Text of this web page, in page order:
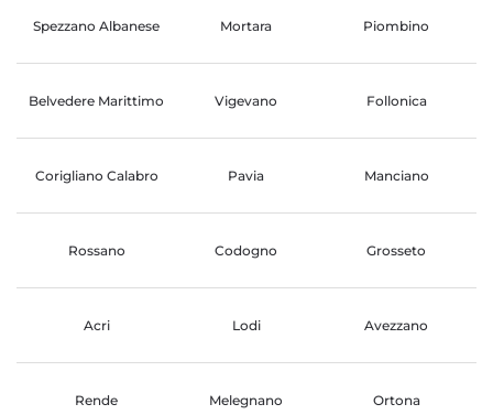
Spezzano Albanese Mortara Piombino
Belvedere Marittimo Vigevano Follonica
Corigliano Calabro Pavia Manciano
Rossano Codogno Grosseto
Acri Lodi Avezzano
Rende Melegnano Ortona